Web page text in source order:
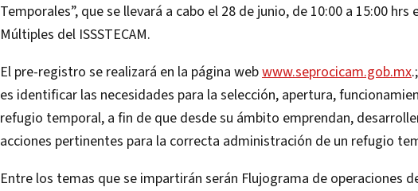
Temporales”, que se llevará a cabo el 28 de junio, de 10:00 a 15:00 hrs
Múltiples del ISSSTECAM.
El pre-registro se realizará en la página webwww.seprocicam.gob.mx
es identificar las necesidades para la selección, apertura,
refugio temporal, a fin de que desde su ámbito emprendan,
acciones pertinentes para la correcta administración de un refugio
Entre los temas que se impartirán serán Flujograma de operaciones